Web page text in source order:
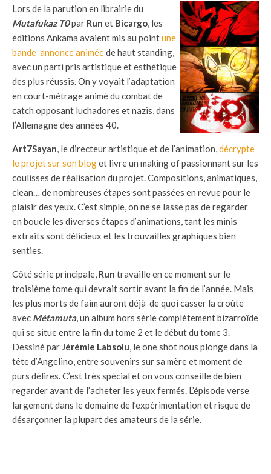
Lors de la parution en librairie du
Mutafukaz T0par Run et Bicargo, les
éditions Ankama avaient mis au pointune
bande-annonce animéede haut standing,
avec un parti pris artistique et esthétique
des plus réussis. On y voyait l’adaptation
en court-métrage animé du combat de
catch opposant luchadores et nazis, dans
l’Allemagne des années 40.
Art7Sayan, le directeur artistique et de l’animation,décrypte
le projet sur son bloget livre un making of passionnant sur les
coulisses de réalisation du projet. Compositions, animatiques,
clean… de nombreuses étapes sont passées en revue pour le
plaisir des yeux. C’est simple, on ne se lasse pas de regarder
en boucle les diverses étapes d’animations, tant les minis
extraits sont délicieux et les trouvailles graphiques bien
senties.
Côté série principale, Run travaille en ce moment sur le
troisième tome qui devrait sortir avant la fin de l’année. Mais
les plus morts de faim auront déjà de quoi casser la croûte
avec Métamuta, un album hors série complètement bizarroïde
qui se situe entre la fin du tome 2 et le début du tome 3.
Dessiné parJérémie Labsolu, le one shot nous plonge dans la
tête d’Angelino, entre souvenirs sur sa mère et moment de
purs délires. C’est très spécial et on vous conseille de bien
regarder avant de l’acheter les yeux fermés. L’épisode verse
largement dans le domaine de l’expérimentation et risque de
désarçonner la plupart des amateurs de la série.